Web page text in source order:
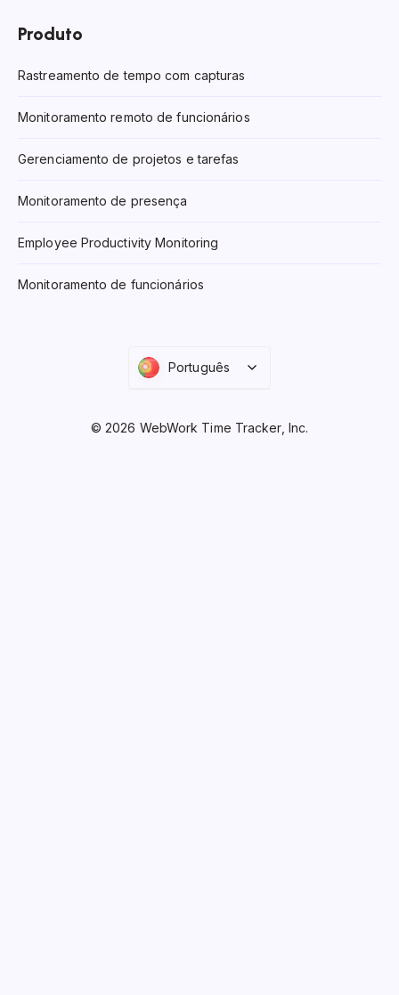
Produto
Rastreamento de tempo com capturas
Monitoramento remoto de funcionários
Gerenciamento de projetos e tarefas
Monitoramento de presença
Employee Productivity Monitoring
Monitoramento de funcionários
Português
© 2026 WebWork Time Tracker, Inc.